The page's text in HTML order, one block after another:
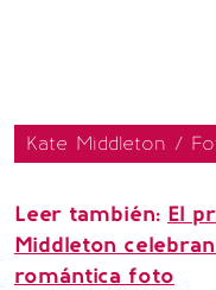
Kate Middleton /
Leer también: El
Middleton
romántica foto